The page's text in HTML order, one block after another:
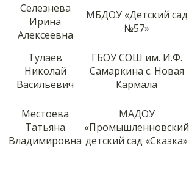
Селезнева
Ирина
Алексеевна
МБДОУ «Детский сад
№57»
Тулаев
Николай
Васильевич
ГБОУ СОШ им. И.Ф.
Самаркина с. Новая
Кармала
Местоева
Татьяна
Владимировна
МАДОУ
«Промышленновский
детский сад «Сказка»